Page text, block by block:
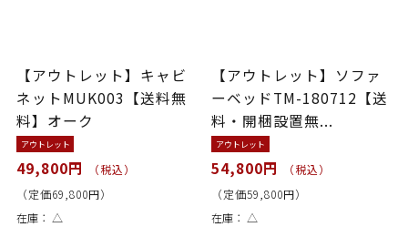
【アウトレット】キャビ
ネットMUK003【送料無
料】オーク
アウトレット
49,800円
（税込）
（定価69,800円）
在庫： △
【アウトレット】ソファ
ーベッドTM-180712【送
料・開梱設置無...
アウトレット
54,800円
（税込）
（定価59,800円）
在庫：△